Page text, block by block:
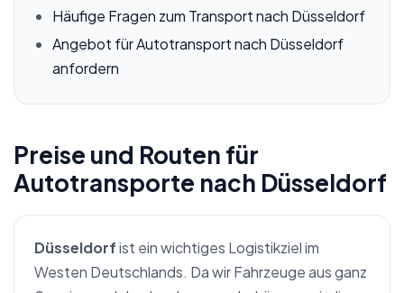
Häufige Fragen zum Transport nach Düsseldorf
Angebot für Autotransport nach Düsseldorf
anfordern
Preise und Routen für
Autotransporte nach Düsseldorf
Düsseldorfist ein wichtiges Logistikziel im
Westen Deutschlands. Da wir Fahrzeuge aus ganz